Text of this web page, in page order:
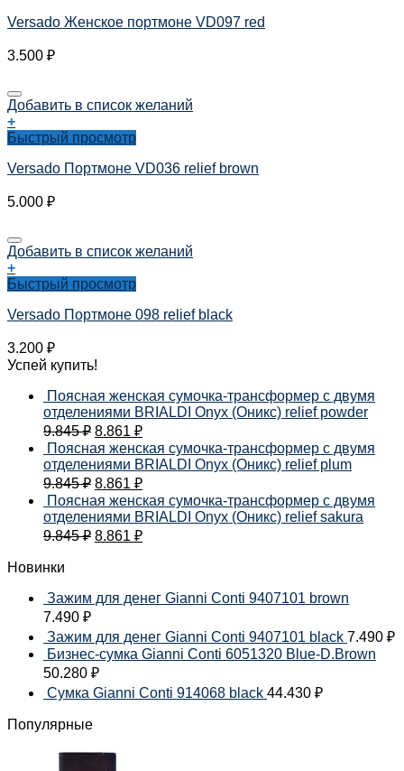
Versado Женское портмоне VD097 red
3.500 ₽
Добавить в список желаний
+
Быстрый просмотр
Versado Портмоне VD036 relief brown
5.000 ₽
Добавить в список желаний
+
Быстрый просмотр
Versado Портмоне 098 relief black
3.200 ₽
Успей купить!
Поясная женская сумочка-трансформер с двумя
отделениями BRIALDI Onyx (Оникс) relief powder
9.845₽ 8.861 ₽
Поясная женская сумочка-трансформер с двумя
отделениями BRIALDI Onyx (Оникс) relief plum
9.845₽ 8.861 ₽
Поясная женская сумочка-трансформер с двумя
отделениями BRIALDI Onyx (Оникс) relief sakura
9.845₽ 8.861 ₽
Новинки
Зажим для денег Gianni Conti 9407101 brown
7.490 ₽
Зажим для денег Gianni Conti 9407101 black 7.490 ₽
Бизнес-сумка Gianni Conti 6051320 Blue-D.Brown
50.280 ₽
Сумка Gianni Conti 914068 black 44.430 ₽
Популярные